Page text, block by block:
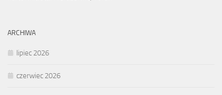
ARCHIWA
lipiec 2026
czerwiec 2026